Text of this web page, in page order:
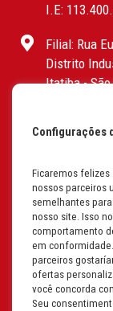
I.E:
Filial: Rua
Distrito
Itatiba -
I.E:
Filial: Av.
1277
Parque
Therapark -
CEP:
61.193.496/
I.E:
Configurações
Ficaremos felizes
nossos parceiros
semelhantes
nosso site. Isso
comportamento
em
parceiros
ofertas
você concorda
Seu